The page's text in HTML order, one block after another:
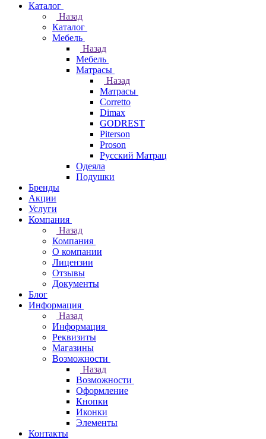
Каталог
Назад
Каталог
Мебель
Назад
Мебель
Матрасы
Назад
Матрасы
Corretto
Dimax
GODREST
Piterson
Proson
Русский Матрац
Одеяла
Подушки
Бренды
Акции
Услуги
Компания
Назад
Компания
О компании
Лицензии
Отзывы
Документы
Блог
Информация
Назад
Информация
Реквизиты
Магазины
Возможности
Назад
Возможности
Оформление
Кнопки
Иконки
Элементы
Контакты